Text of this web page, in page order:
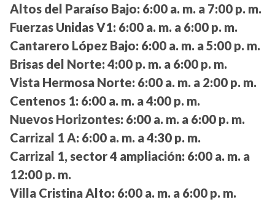
Altos del Paraíso Bajo: 6:00 a. m. a 7:00 p. m.
Fuerzas Unidas V1: 6:00 a. m. a 6:00 p. m.
Cantarero López Bajo: 6:00 a. m. a 5:00 p. m.
Brisas del Norte: 4:00 p. m. a 6:00 p. m.
Vista Hermosa Norte: 6:00 a. m. a 2:00 p. m.
Centenos 1: 6:00 a. m. a 4:00 p. m.
Nuevos Horizontes: 6:00 a. m. a 6:00 p. m.
Carrizal 1 A: 6:00 a. m. a 4:30 p. m.
Carrizal 1, sector 4 ampliación: 6:00 a. m. a
12:00 p. m.
Villa Cristina Alto: 6:00 a. m. a 6:00 p. m.